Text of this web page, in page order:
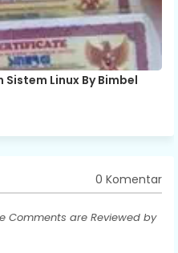
Linux By Bimbel
0 Komentar
Comments are Reviewed by